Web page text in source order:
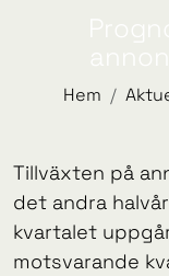
Hem
Tillväxten på
det andra
kvartalet
motsvarande